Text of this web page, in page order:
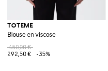
TOTEME
Blouse en viscose
450,00 €
292,50 €
-35%